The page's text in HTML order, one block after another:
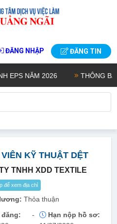
ĐĂNG NHẬP ĐĂNG TIN
NĂM 2026 THÔNG BÁO
KỸ THUẬT DỆT
TNHH XDD TEXTILE
để xem địa chỉ
Thỏa thuận
đăng:
-
Hạn nộp hồ sơ: